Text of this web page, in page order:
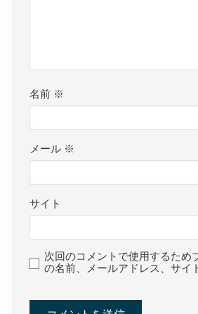
名前 ※
メール ※
サイト
次回のコメントで使用するため
の名前、メールアドレス、サイ